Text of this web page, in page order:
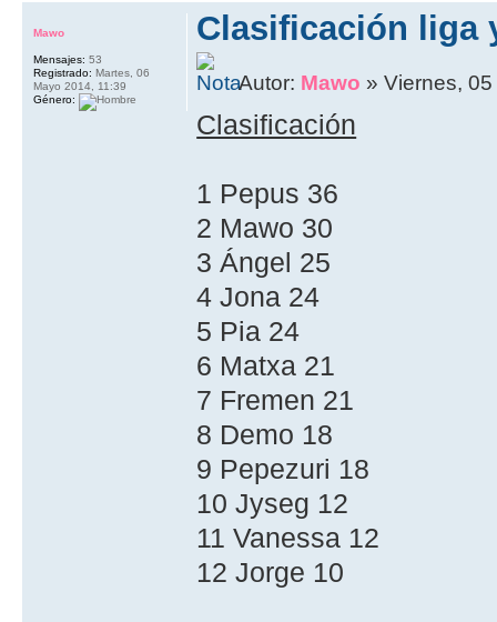
Clasificación liga
Autor: Mawo » Viernes,
Clasificación
1 Pepus 36
2 Mawo 30
3 Ángel 25
4 Jona 24
5 Pia 24
6 Matxa 21
7 Fremen 21
8 Demo 18
9 Pepezuri 18
10 Jyseg 12
11 Vanessa 12
12 Jorge 10
Mawo
Mensajes: 53
Registrado: Martes, 06
Mayo 2014, 11:39
Género: